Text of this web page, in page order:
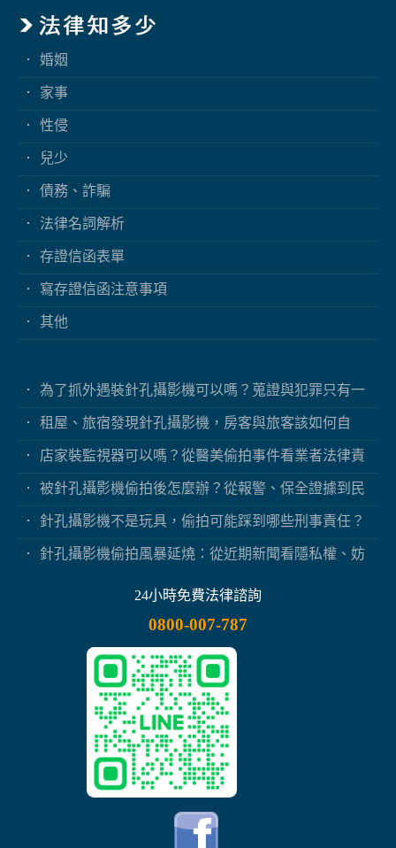
婚姻
家事
性侵
兒少
債務、詐騙
法律名詞解析
存證信函表單
寫存證信函注意事項
其他
為了抓外遇裝針孔攝影機可以嗎？蒐證與犯罪只有一
租屋、旅宿發現針孔攝影機，房客與旅客該如何自
店家裝監視器可以嗎？從醫美偷拍事件看業者法律責
被針孔攝影機偷拍後怎麼辦？從報警、保全證據到民
針孔攝影機不是玩具，偷拍可能踩到哪些刑事責任？
針孔攝影機偷拍風暴延燒：從近期新聞看隱私權、妨
24小時免費法律諮詢
0800-007-787